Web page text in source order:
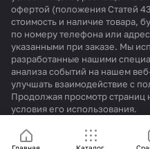
офертой (положения Статей
стоимость и наличие товара,
по номеру телефона или
указанными при заказе. Мы
разработанные нашими
анализа событий на нашем
улучшать взаимодействие с
Продолжая просмотр страниц
условия его использования.